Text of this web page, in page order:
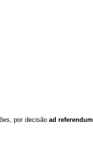
por decisãoad referendum